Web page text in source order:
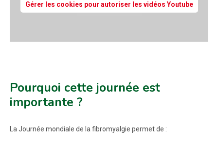
Gérer les cookies pour autoriser les vidéos Youtube
Pourquoi cette journée est
importante ?
La Journée mondiale de la fibromyalgie permet de :